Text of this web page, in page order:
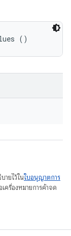
()
ายไว้ในใบอนุญาตการ
ครื่องหมายการค้าจด